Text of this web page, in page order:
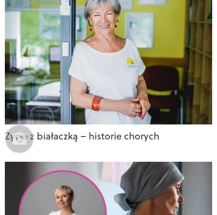
Życie z białaczką – historie chorych